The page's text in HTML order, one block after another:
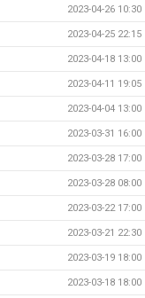
2023-04-26 10:30
2023-04-25 22:15
2023-04-18 13:00
2023-04-11 19:05
2023-04-04 13:00
2023-03-31 16:00
2023-03-28 17:00
2023-03-28 08:00
2023-03-22 17:00
2023-03-21 22:30
2023-03-19 18:00
2023-03-18 18:00